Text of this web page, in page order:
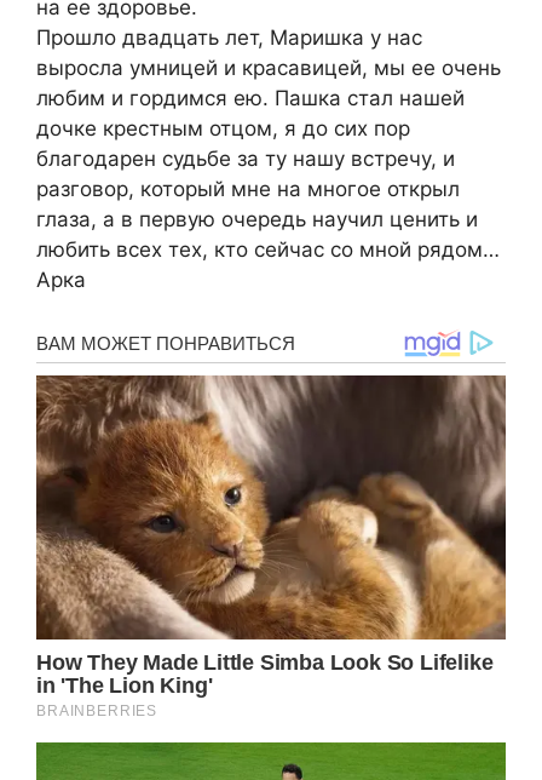
на ее здоровье.
Прошло двадцать лет, Маришка у нас
выросла умницей и красавицей, мы ее очень
любим и гордимся ею. Пашка стал нашей
дочке крестным отцом, я до сих пор
благодарен судьбе за ту нашу встречу, и
разговор, который мне на многое открыл
глаза, а в первую очередь научил ценить и
любить всех тех, кто сейчас со мной рядом…
Арка